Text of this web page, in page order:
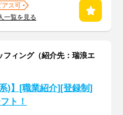
アス可
一覧を見る
フィング（紹介先：瑞浪エ
)】[職業紹介][登録制]
ト！